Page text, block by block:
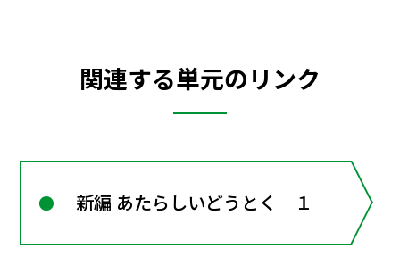
関連する単元のリンク
新編 あたらしいどうとく １